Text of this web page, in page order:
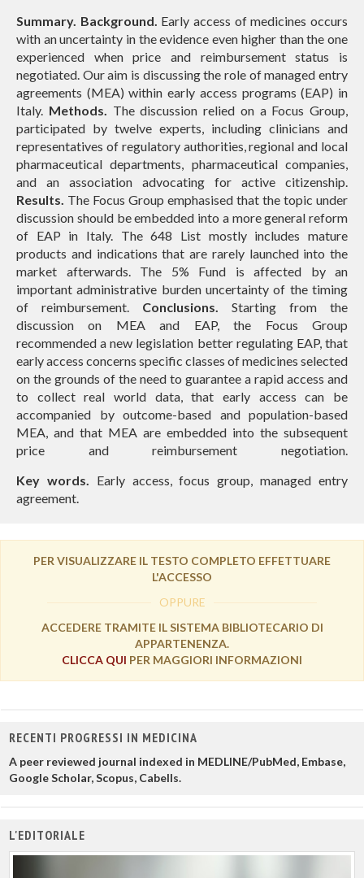
Summary. Background. Early access of medicines occurs
with an uncertainty in the evidence even higher than the one
experienced when price and reimbursement status is
negotiated. Our aim is discussing the role of managed entry
agreements (MEA) within early access programs (EAP) in
Italy. Methods. The discussion relied on a Focus Group,
participated by twelve experts, including clinicians and
representatives of regulatory authorities, regional and local
pharmaceutical departments, pharmaceutical companies,
and an association advocating for active citizenship.
Results. The Focus Group emphasised that the topic under
discussion should be embedded into a more general reform
of EAP in Italy. The 648 List mostly includes mature
products and indications that are rarely launched into the
market afterwards. The 5% Fund is affected by an
important administrative burden uncertainty of the timing
of reimbursement. Conclusions. Starting from the
discussion on MEA and EAP, the Focus Group
recommended a new legislation better regulating EAP, that
early access concerns specific classes of medicines selected
on the grounds of the need to guarantee a rapid access and
to collect real world data, that early access can be
accompanied by outcome-based and population-based
MEA, and that MEA are embedded into the subsequent
price and reimbursement negotiation.
Key words. Early access, focus group, managed entry
agreement.
PER VISUALIZZARE IL TESTO COMPLETO EFFETTUARE
L'ACCESSO
OPPURE
ACCEDERE TRAMITE IL SISTEMA BIBLIOTECARIO DI
APPARTENENZA.
CLICCA QUI PER MAGGIORI INFORMAZIONI
RECENTI PROGRESSI IN MEDICINA
A peer reviewed journal indexed in MEDLINE/PubMed, Embase,
Google Scholar, Scopus, Cabells.
L'EDITORIALE